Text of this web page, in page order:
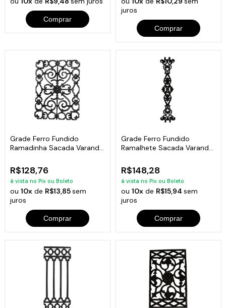
Comprar
juros
Comprar
Grade Ferro Fundido
Ramadinha Sacada Varanda
R$128,76
à vista no Pix ou Boleto
ou10x de R$13,85sem
juros
Comprar
Grade Ferro Fundido
Ramalhete Sacada Varanda
R$148,28
à vista no Pix ou Boleto
ou 10xde R$15,94 sem
juros
Comprar